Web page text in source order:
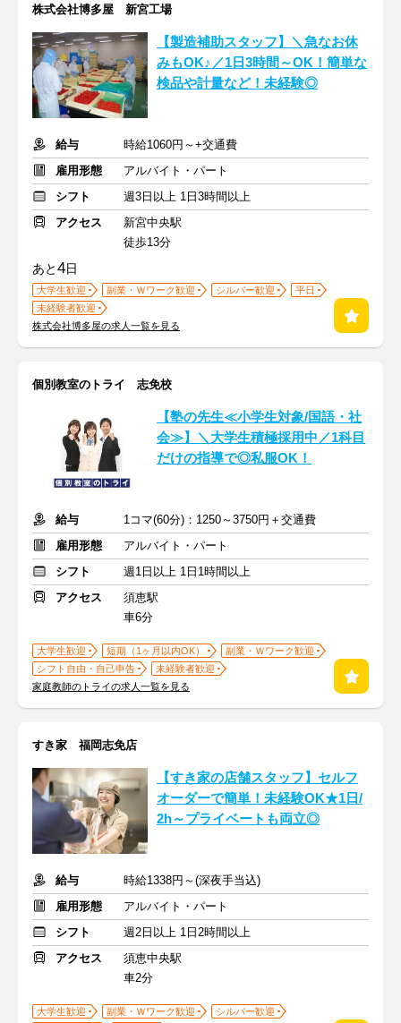
株式会社博多屋 新宮工場
【製造補助スタッフ】＼急なお休
みもOK♪／1日3時間～OK！簡単な
検品や計量など！未経験◎
給与
時給1060円～+交通費
雇用形態
アルバイト・パート
シフト
週3日以上 1日3時間以上
アクセス
新宮中央駅
徒歩13分
あと4日
大学生歓迎 副業・Ｗワーク歓迎 シルバー歓迎
平日
未経験者歓迎
株式会社博多屋の求人一覧を見る
個別教室のトライ 志免校
【塾の先生≪小学生対象/国語・社
会≫】＼大学生積極採用中／1科目
だけの指導で◎私服OK！
給与
1コマ(60分)：1250～3750円＋交通費
雇用形態
アルバイト・パート
シフト
週1日以上 1日1時間以上
アクセス
須恵駅
車6分
大学生歓迎 短期（1ヶ月以内OK）
副業・Ｗワーク歓迎
シフト自由・自己申告
未経験者歓迎
家庭教師のトライの求人一覧を見る
すき家 福岡志免店
【すき家の店舗スタッフ】セルフ
オーダーで簡単！未経験OK★1日/
2h～プライベートも両立◎
給与
時給1338円～(深夜手当込)
雇用形態
アルバイト・パート
シフト
週2日以上 1日2時間以上
アクセス
須恵中央駅
車2分
大学生歓迎 副業・Ｗワーク歓迎
シルバー歓迎